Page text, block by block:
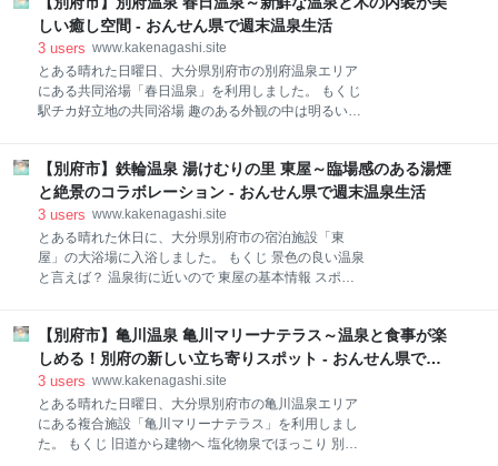
家の一室は倉庫の様な状態です。 実家は農家であり、
私もいつか
式サイトの情報などを引用していますので、さらに詳
しく知りたい方は下記サイトをご参照下さい。 beppu-
tanpeneiga.com もくじ 「別府短編映画プロジェク
ト」とは！？ 日本屈指の映画監督とは！？ 制作の経緯
映画の掟 其の一 物語の舞台は、別府 其の二 完成尺
は30分くらいまで 其の三 別府市民と協力しあって撮
べ、温泉に入りながら撮影する 温泉好きな私の感想 次
回作は！？ 「別府ブルーバード劇場」とは！？ スポン
サーリンク 「別府短編映画プロジ
しい癒し空間 - おんせん県で週末温泉生活
3 users www.kakenagashi.site
とある晴れた日曜日、大分県別府市の別府温泉エリア
にある共同浴場「春日温泉」を利用しました。 もくじ
駅チカ好立地の共同浴場 趣のある外観の中は明るい木
日は、電車にて別府市まで来ていましたので、「別府
駅中心にある駐車場が無い温泉」をテーマに温泉を選
びました。そして選んだ温泉は「春日温泉」です。
久々の利用となりました。 別府駅から春日温泉まで
は、徒歩で5分もかかりません。そして春日温泉は、
このご時世になんと100円で入浴できる温泉施設でも
思います。 趣のある外観の中は明るい木の内装 ふらふ
ら別府市内を歩き回り、目的地に到着したのは16時頃
でした。春日温泉の建物は、1階が温泉、2階が公民館
となってお
【別府市】鉄輪温泉 湯けむりの里 東屋～臨場感のある湯煙
と絶景のコラボレーション - おんせん県で週末温泉生活
3 users www.kakenagashi.site
とある晴れた休日に、大分県別府市の宿泊施設「東
屋」の大浴場に入浴しました。 もくじ 景色の良い温泉
と言えば？ 温泉街に近いので 東屋の基本情報 スポン
って決める事が沢山あった為、長女と次女を預けて、
私と妻は2人で色々と大分市内を動き回っていまし
た。その用事がある程度終わったので、ちょっと一息
＆温泉へ。行く先は、大分市の隣り「別府市」です。
今回のコンセプトは、妻の要望により「景色の良い温
泉」です。私の脳内温泉手帳から候補をピックアップ
【別府市】亀川温泉 亀川マリーナテラス～温泉と食事が楽
しめる！別府の新しい立ち寄りスポット - おんせん県で週
末温泉生活
3 users www.kakenagashi.site
とある晴れた日曜日、大分県別府市の亀川温泉エリア
にある複合施設「亀川マリーナテラス」を利用しまし
た。 もくじ 旧道から建物へ 塩化物泉でほっこり 別府